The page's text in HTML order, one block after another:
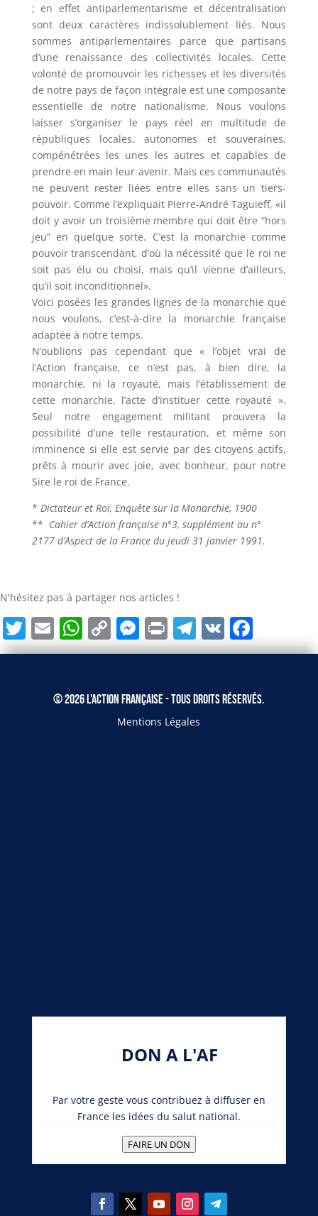
; en effet antiparlementarisme et décentralisation
sont deux caractères indissolublement liés. Nous
sommes antiparlementaires parce que partisans
d’une renaissance des collectivités locales. Cette
volonté de promouvoir les richesses et les diversités
de notre pays de façon intégrale est une composante
essentielle de notre nationalisme. Nous voulons
laisser s’organiser le pays réel en multitude de
républiques locales, autonomes et souveraines,
compénétrées les unes les autres et capables de
prendre en main leur avenir. Mais ces communautés
ne peuvent rester liées entre elles sans un tiers-
pouvoir. Comme l’expliquait Pierre-André Taguieff, «il
doit y avoir un troisième membre qui doit être “hors
jeu” en quelque sorte. C’est la monarchie comme
pouvoir transcendant, d’où la nécessité que le roi ne
soit pas élu ou choisi, mais qu’il vienne d’ailleurs,
qu’il soit inconditionnel».
Voici posées les grandes lignes de la monarchie que
nous voulons, c’est-à-dire la monarchie française
adaptée à notre temps.
N’oublions pas cependant que « l’objet vrai de
l’Action française, ce n’est pas, à bien dire, la
monarchie, ni la royauté, mais l’établissement de
cette monarchie, l’acte d’instituer cette royauté ».
Seul notre engagement militant prouvera la
possibilité d’une telle restauration, et même son
imminence si elle est servie par des citoyens actifs,
prêts à mourir avec joie, avec bonheur, pour notre
Sire le roi de France.
* Dictateur et Roi, Enquête sur la Monarchie, 1900
** Cahier d’Action française n°3, supplément au n°
2177 d’Aspect de la France du jeudi 31 janvier 1991.
N'hésitez pas à partager nos articles !
Twitter
EmailWhatsApp
Copy
Link
Messenger
PrintTelegram
VK
© 2026 L'Action Française - Tous droits réservés.
Mentions Légales
DON A L'AF
Par votre geste vous contribuez à diffuser en
France les idées du salut national.
FAIRE UN DON